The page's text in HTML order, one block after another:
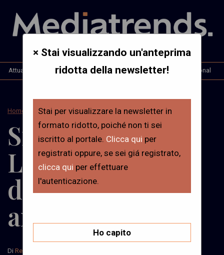
Attualità Opinioni & Analisi Interviste Mt. International
Home Attualità
Sin(A)ps(I) #4 –
La geopolitica
dell’intelligenza
artificiale
Di Redazione
× Stai visualizzando un'anteprima
ridotta della newsletter!
Stai per visualizzare la newsletter in
formato ridotto, poiché non ti sei
iscritto al portale. Clicca qui per
registrati oppure, se sei giá registrato,
clicca qui per effettuare
l'autenticazione.
Ho capito